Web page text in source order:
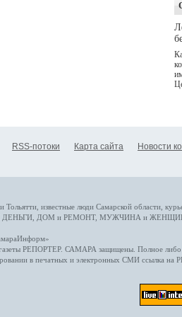
RSS-потоки Карта сайта Новости
Тольятти, известные люди Самарской области,
ДОМ и РЕМОНТ, МУЖЧИНА и
РЕПОРТЕР. САМАРА защищены. Полное либо
в печатных и электронных СМИ ссылка на